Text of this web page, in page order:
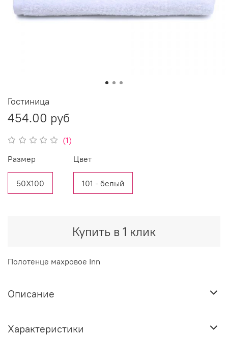
(1)
Гостиница
454.00 руб
Купить в 1 клик
Размер
50Х100
Цвет
101 - белый
Полотенце махровое Inn
Описание
Характеристики